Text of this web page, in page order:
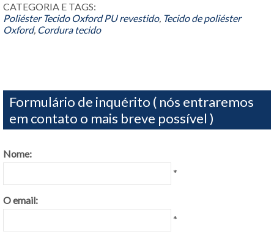
CATEGORIA E TAGS:
Poliéster Tecido Oxford PU revestido, Tecido de poliéster
Oxford, Cordura tecido
Formulário de inquérito ( nós entraremos
em contato o mais breve possível )
Nome:
*
O email:
*